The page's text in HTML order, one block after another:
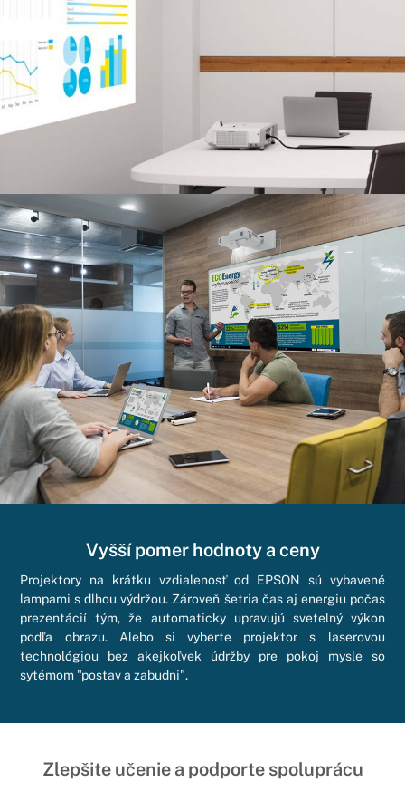
Vyšší pomer hodnoty a ceny
Projektory na krátku vzdialenosť od EPSON sú vybavené
lampami s dlhou výdržou. Zároveň šetria čas aj energiu počas
prezentácií tým, že automaticky upravujú svetelný výkon
podľa obrazu. Alebo si vyberte projektor s laserovou
technológiou bez akejkoľvek údržby pre pokoj mysle so
sytémom "postav a zabudni".
Zlepšite učenie a podporte spoluprácu